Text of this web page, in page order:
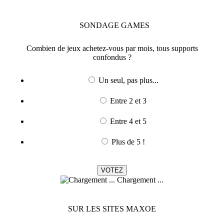
SONDAGE GAMES
Combien de jeux achetez-vous par mois, tous supports
confondus ?
Un seul, pas plus...
Entre 2 et 3
Entre 4 et 5
Plus de 5 !
Chargement ...
SUR LES SITES MAXOE